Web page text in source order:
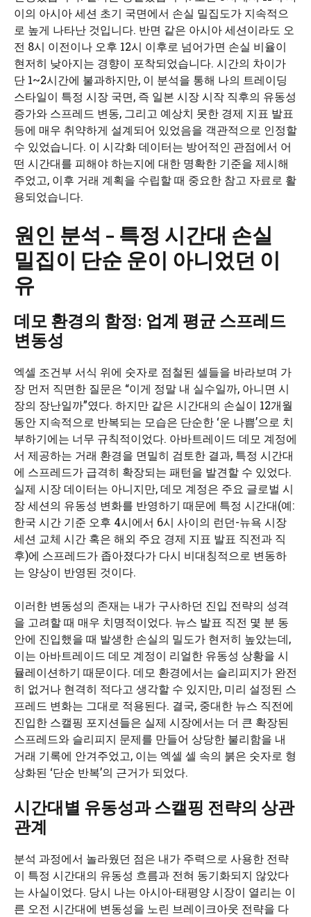
이의 아시아 세션 초기 국면에서 손실 밀집도가 지속적으
로 높게 나타난 것입니다. 반면 같은 아시아 세션이라도 오
전 8시 이전이나 오후 12시 이후로 넘어가면 손실 비율이
현저히 낮아지는 경향이 포착되었습니다. 시간의 차이가
단 1~2시간에 불과하지만, 이 분석을 통해 나의 트레이딩
스타일이 특정 시장 국면, 즉 일본 시장 시작 직후의 유동성
증가와 스프레드 변동, 그리고 예상치 못한 경제 지표 발표
등에 매우 취약하게 설계되어 있었음을 객관적으로 인정할
수 있었습니다. 이 시각화 데이터는 방어적인 관점에서 어
떤 시간대를 피해야 하는지에 대한 명확한 기준을 제시해
주었고, 이후 거래 계획을 수립할 때 중요한 참고 자료로 활
용되었습니다.
원인 분석 – 특정 시간대 손실
밀집이 단순 운이 아니었던 이
유
데모 환경의 함정: 업계 평균 스프레드
변동성
엑셀 조건부 서식 위에 숫자로 점철된 셀들을 바라보며 가
장 먼저 직면한 질문은 “이게 정말 내 실수일까, 아니면 시
장의 장난일까”였다. 하지만 같은 시간대의 손실이 12개월
동안 지속적으로 반복되는 모습은 단순한 ‘운 나쁨’으로 치
부하기에는 너무 규칙적이었다. 아바트레이드 데모 계정에
서 제공하는 거래 환경을 면밀히 검토한 결과, 특정 시간대
에 스프레드가 급격히 확장되는 패턴을 발견할 수 있었다.
실제 시장 데이터는 아니지만, 데모 계정은 주요 글로벌 시
장 세션의 유동성 변화를 반영하기 때문에 특정 시간대(예:
한국 시간 기준 오후 4시에서 6시 사이의 런던-뉴욕 시장
세션 교체 시간 혹은 해외 주요 경제 지표 발표 직전과 직
후)에 스프레드가 좁아졌다가 다시 비대칭적으로 변동하
는 양상이 반영된 것이다.
이러한 변동성의 존재는 내가 구사하던 진입 전략의 성격
을 고려할 때 매우 치명적이었다. 뉴스 발표 직전 몇 분 동
안에 진입했을 때 발생한 손실의 밀도가 현저히 높았는데,
이는 아바트레이드 데모 계정이 리얼한 유동성 상황을 시
뮬레이션하기 때문이다. 데모 환경에서는 슬리피지가 완전
히 없거나 현격히 적다고 생각할 수 있지만, 미리 설정된 스
프레드 변화는 그대로 적용된다. 결국, 중대한 뉴스 직전에
진입한 스캘핑 포지션들은 실제 시장에서는 더 큰 확장된
스프레드와 슬리피지 문제를 만들어 상당한 불리함을 내
거래 기록에 안겨주었고, 이는 엑셀 셀 속의 붉은 숫자로 형
상화된 ‘단순 반복’의 근거가 되었다.
시간대별 유동성과 스캘핑 전략의 상관
관계
분석 과정에서 놀라웠던 점은 내가 주력으로 사용한 전략
이 특정 시간대의 유동성 흐름과 전혀 동기화되지 않았다
는 사실이었다. 당시 나는 아시아-태평양 시장이 열리는 이
른 오전 시간대에 변동성을 노린 브레이크아웃 전략을 다